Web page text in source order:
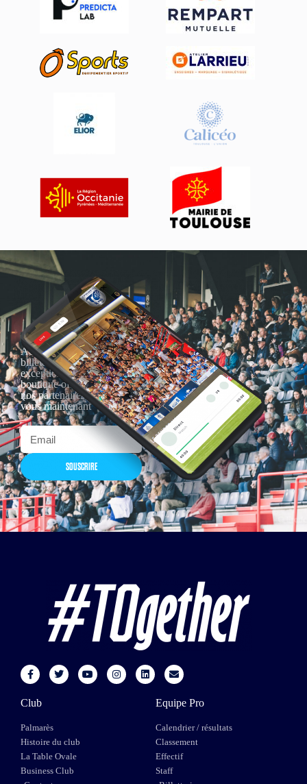
Actualités, nouveautés,
billetterie, remises
exceptionnelles dans la
boutique officielles & chez
nos partenaires… Inscrivez-
vous maintenant
SOUSCRIRE
Club
Palmarès
Histoire du club
La Table Ovale
Business Club
Equipe Pro
Calendrier / résultats
Classement
Effectif
Staff